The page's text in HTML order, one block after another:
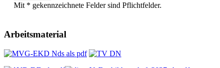
Mit * gekennzeichnete Felder sind Pflichtfelder.
Arbeitsmaterial